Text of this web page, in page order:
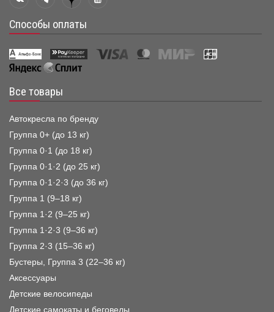
Способы оплаты
Все товары
Автокресла по бренду
Группа 0+ (до 13 кг)
Группа 0·1 (до 18 кг)
Группа 0·1·2 (до 25 кг)
Группа 0·1·2·3 (до 36 кг)
Группа 1 (9–18 кг)
Группа 1·2 (9–25 кг)
Группа 1·2·3 (9–36 кг)
Группа 2·3 (15–36 кг)
Бустеры, Группа 3 (22–36 кг)
Аксессуары
Детские велосипеды
Детские самокаты и беговелы